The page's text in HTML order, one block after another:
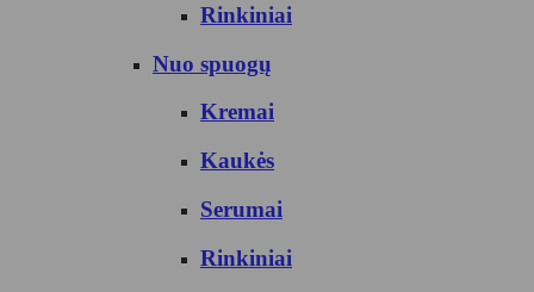
Rinkiniai
Nuo spuogų
Kremai
Kaukės
Serumai
Rinkiniai